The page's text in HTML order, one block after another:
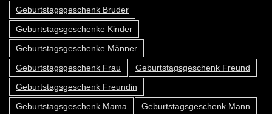
Geburtstagsgeschenk Bruder
Geburtstagsgeschenke Kinder
Geburtstagsgeschenke Männer
Geburtstagsgeschenk Frau
Geburtstagsgeschenk Freund
Geburtstagsgeschenk Freundin
Geburtstagsgeschenk Mama
Geburtstagsgeschenk Mann